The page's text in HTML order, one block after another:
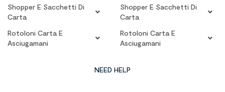
Shopper E Sacchetti Di
Carta
Rotoloni Carta E
Asciugamani
Shopper E Sacchetti Di
Carta
Rotoloni Carta E
Asciugamani
NEED HELP